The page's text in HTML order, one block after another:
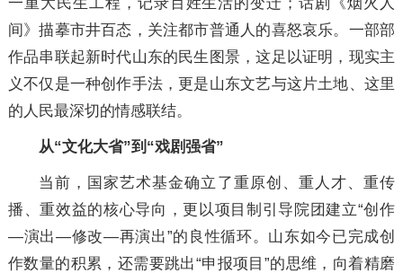
间》描摹市井百态，关注都市普通人的喜怒哀乐。一部部
作品串联起新时代山东的民生图景，这足以证明，现实主
义不仅是一种创作手法，更是山东文艺与这片土地、这里
的人民最深切的情感联结。
从“文化大省”到“戏剧强省”
当前，国家艺术基金确立了重原创、重人才、重传
播、重效益的核心导向，更以项目制引导院团建立“创作
—演出—修改—再演出”的良性循环。山东如今已完成创
作数量的积累，还需要跳出“申报项目”的思维，向着精磨